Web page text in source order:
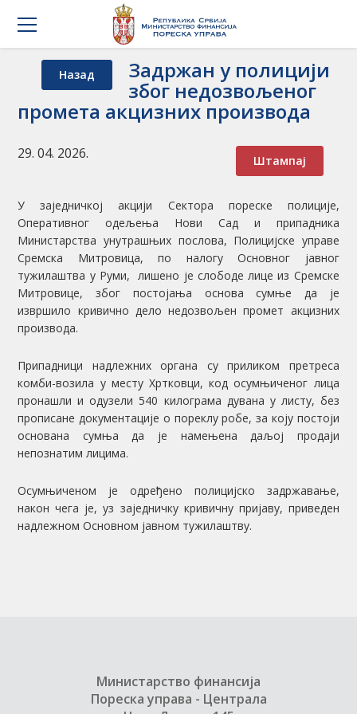
Назад Задржан у полицији
због недозвољеног
промета акцизних производа
Штампај
29. 04. 2026.
У заједничкој акцији Сектора пореске полиције,
Оперативног одељења Нови Сад и припадника
Министарства унутрашњих послова, Полицијске управе
Сремска Митровица, по налогу Основног јавног
тужилаштва у Руми, лишено је слободе лице из Сремске
Митровице, због постојања основа сумње да је
извршило кривично дело недозвољен промет акцизних
производа.
Припадници надлежних органа су приликом претреса
комби-возила у месту Хртковци, код осумњиченог лица
пронашли и одузели 540 килограма дувана у листу, без
прописане документације о пореклу робе, за коју постоји
основана сумња да је намењена даљој продаји
непознатим лицима.
Осумњиченом је одређено полицијско задржавање,
након чега је, уз заједничку кривичну пријаву, приведен
надлежном Основном јавном тужилаштву.
Министарство финансија
Пореска управа - Централа